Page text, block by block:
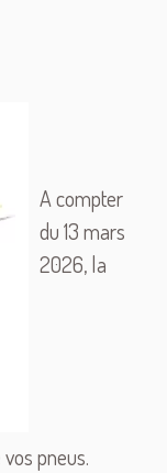
A compter
du 13 mars
2026, la
pneus.